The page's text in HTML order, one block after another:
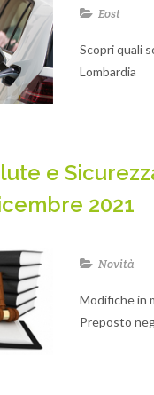
Eost
Scopri quali
Lombardia
e
2021
Novità
Modifiche in
Preposto